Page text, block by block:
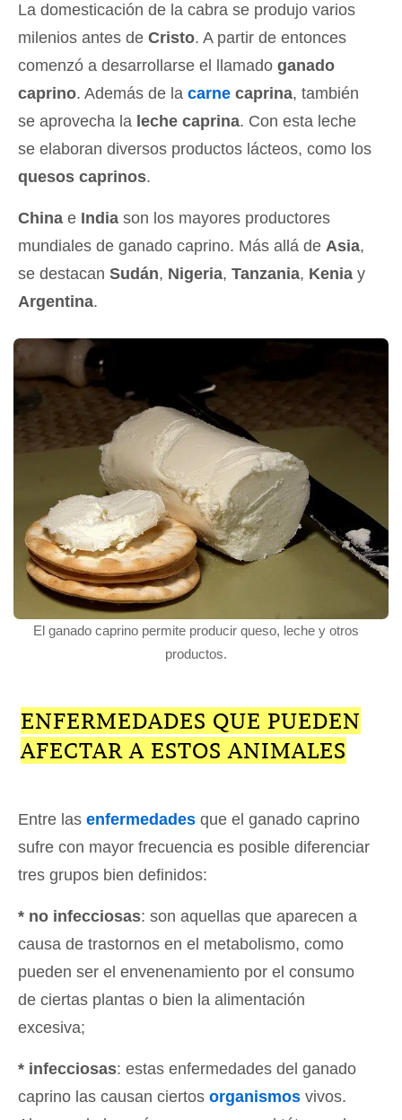
La domesticación de la cabra se produjo varios
milenios antes de Cristo. A partir de entonces
comenzó a desarrollarse el llamado ganado
caprino. Además de la carne caprina, también
se aprovecha la leche caprina. Con esta leche
se elaboran diversos productos lácteos, como los
quesos caprinos.
China e India son los mayores productores
mundiales de ganado caprino. Más allá de Asia,
se destacan Sudán, Nigeria, Tanzania, Kenia y
Argentina.
El ganado caprino permite producir queso, leche y otros
productos.
ENFERMEDADES QUE PUEDEN
AFECTAR A ESTOS ANIMALES
Entre las enfermedades que el ganado caprino
sufre con mayor frecuencia es posible diferenciar
tres grupos bien definidos:
* no infecciosas: son aquellas que aparecen a
causa de trastornos en el metabolismo, como
pueden ser el envenenamiento por el consumo
de ciertas plantas o bien la alimentación
excesiva;
* infecciosas: estas enfermedades del ganado
caprino las causan ciertos organismos vivos.